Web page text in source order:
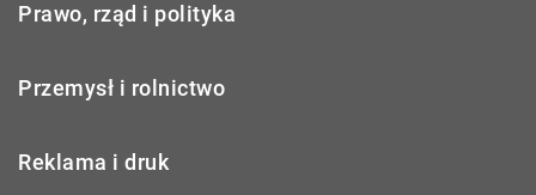
Prawo, rząd i polityka
Przemysł i rolnictwo
Reklama i druk